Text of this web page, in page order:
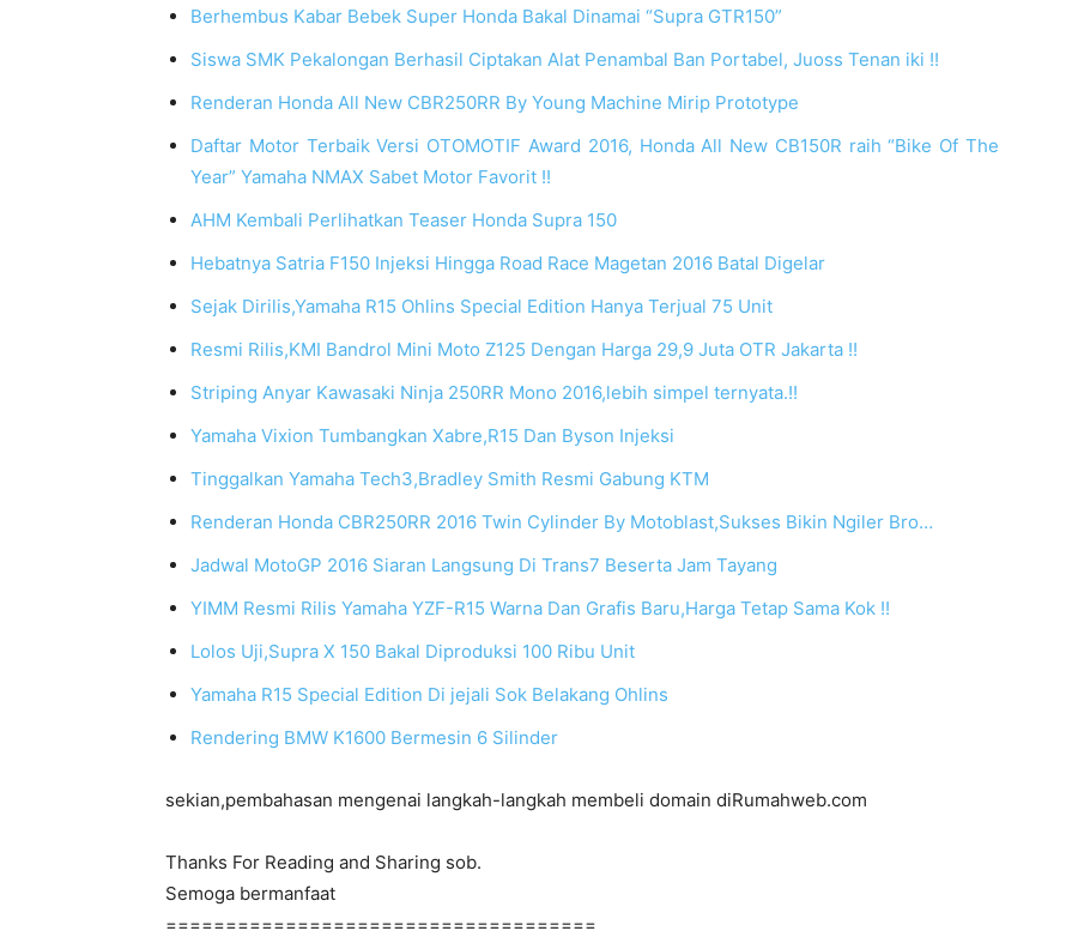
Berhembus Kabar Bebek Super Honda Bakal Dinamai “Supra GTR150”
Siswa SMK Pekalongan Berhasil Ciptakan Alat Penambal Ban Portabel, Juoss Tenan iki !!
Renderan Honda All New CBR250RR By Young Machine Mirip Prototype
Daftar Motor Terbaik Versi OTOMOTIF Award 2016, Honda All New CB150R raih “Bike Of The
Year” Yamaha NMAX Sabet Motor Favorit !!
AHM Kembali Perlihatkan Teaser Honda Supra 150
Hebatnya Satria F150 Injeksi Hingga Road Race Magetan 2016 Batal Digelar
Sejak Dirilis,Yamaha R15 Ohlins Special Edition Hanya Terjual 75 Unit
Resmi Rilis,KMI Bandrol Mini Moto Z125 Dengan Harga 29,9 Juta OTR Jakarta !!
Striping Anyar Kawasaki Ninja 250RR Mono 2016,lebih simpel ternyata.!!
Yamaha Vixion Tumbangkan Xabre,R15 Dan Byson Injeksi
Tinggalkan Yamaha Tech3,Bradley Smith Resmi Gabung KTM
Renderan Honda CBR250RR 2016 Twin Cylinder By Motoblast,Sukses Bikin Ngiler Bro…
Jadwal MotoGP 2016 Siaran Langsung Di Trans7 Beserta Jam Tayang
YIMM Resmi Rilis Yamaha YZF-R15 Warna Dan Grafis Baru,Harga Tetap Sama Kok !!
Lolos Uji,Supra X 150 Bakal Diproduksi 100 Ribu Unit
Yamaha R15 Special Edition Di jejali Sok Belakang Ohlins
Rendering BMW K1600 Bermesin 6 Silinder
sekian,pembahasan mengenai langkah-langkah membeli domain diRumahweb.com
Thanks For Reading and Sharing sob.
Semoga bermanfaat
====================================